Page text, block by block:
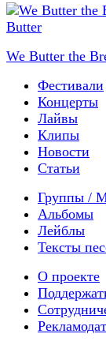
We Butter the
Фестивали
Концерты
Лайвы
Клипы
Новости
Статьи
Группы /
Альбомы
Лейблы
Тексты
О проекте